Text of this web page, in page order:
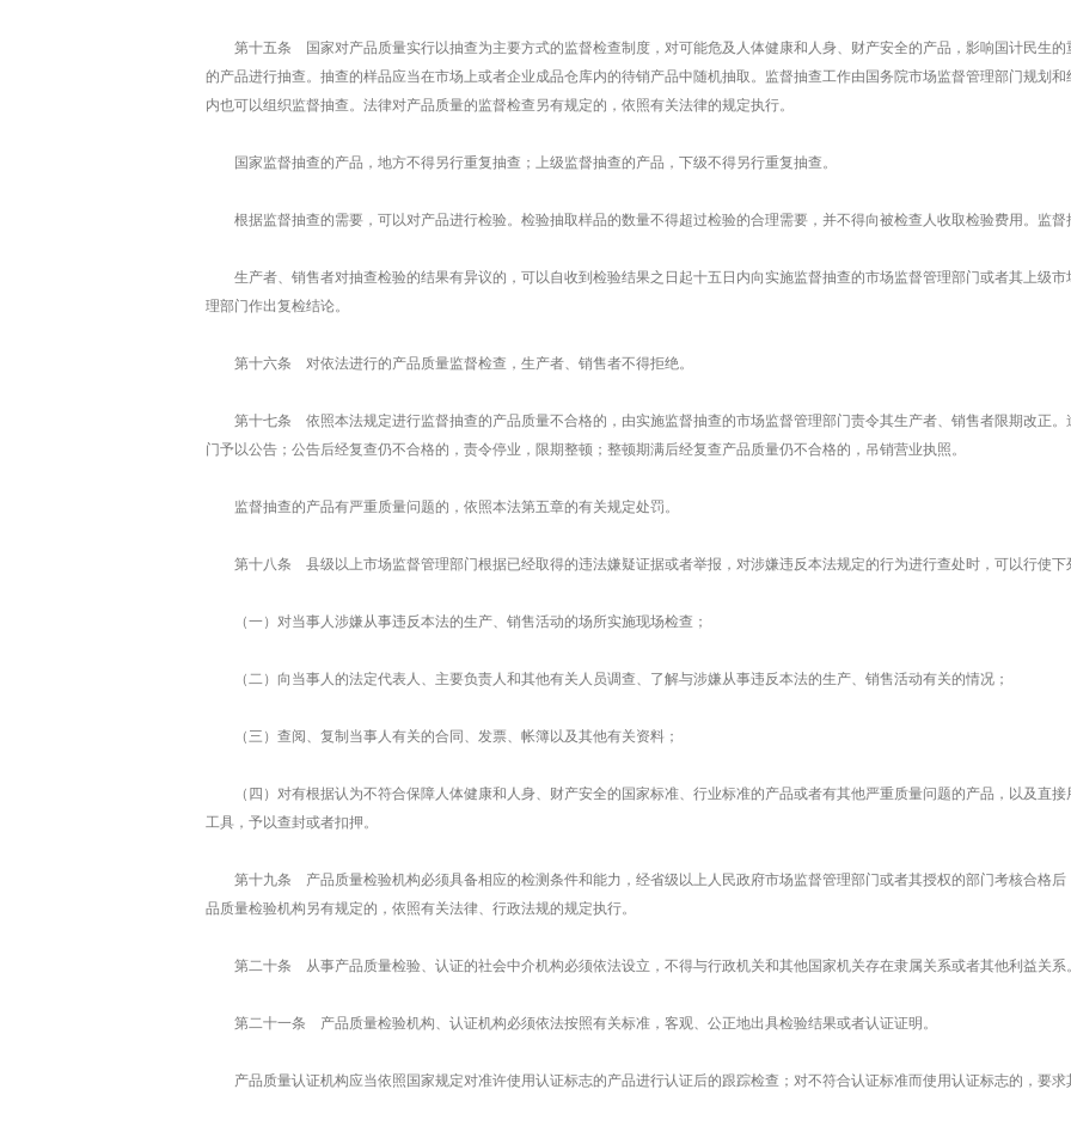
第十五条 国家对产品质量实行以抽查为主要方式的监督检查制度，对可能危及人体健康和人身、财产安全的产品，影响国计民生
的产品进行抽查。抽查的样品应当在市场上或者企业成品仓库内的待销产品中随机抽取。监督抽查工作由国务院市场监督管理部门规划
内也可以组织监督抽查。法律对产品质量的监督检查另有规定的，依照有关法律的规定执行。
国家监督抽查的产品，地方不得另行重复抽查；上级监督抽查的产品，下级不得另行重复抽查。
根据监督抽查的需要，可以对产品进行检验。检验抽取样品的数量不得超过检验的合理需要，并不得向被检查人收取检验费用。监
生产者、销售者对抽查检验的结果有异议的，可以自收到检验结果之日起十五日内向实施监督抽查的市场监督管理部门或者其上级
理部门作出复检结论。
第十六条 对依法进行的产品质量监督检查，生产者、销售者不得拒绝。
第十七条 依照本法规定进行监督抽查的产品质量不合格的，由实施监督抽查的市场监督管理部门责令其生产者、销售者限期改正
门予以公告；公告后经复查仍不合格的，责令停业，限期整顿；整顿期满后经复查产品质量仍不合格的，吊销营业执照。
监督抽查的产品有严重质量问题的，依照本法第五章的有关规定处罚。
第十八条 县级以上市场监督管理部门根据已经取得的违法嫌疑证据或者举报，对涉嫌违反本法规定的行为进行查处时，可以行使下
（一）对当事人涉嫌从事违反本法的生产、销售活动的场所实施现场检查；
（二）向当事人的法定代表人、主要负责人和其他有关人员调查、了解与涉嫌从事违反本法的生产、销售活动有关的情况；
（三）查阅、复制当事人有关的合同、发票、帐簿以及其他有关资料；
（四）对有根据认为不符合保障人体健康和人身、财产安全的国家标准、行业标准的产品或者有其他严重质量问题的产品，以及直
工具，予以查封或者扣押。
第十九条 产品质量检验机构必须具备相应的检测条件和能力，经省级以上人民政府市场监督管理部门或者其授权的部门考核合格
品质量检验机构另有规定的，依照有关法律、行政法规的规定执行。
第二十条 从事产品质量检验、认证的社会中介机构必须依法设立，不得与行政机关和其他国家机关存在隶属关系或者其他利益关系
第二十一条 产品质量检验机构、认证机构必须依法按照有关标准，客观、公正地出具检验结果或者认证证明。
产品质量认证机构应当依照国家规定对准许使用认证标志的产品进行认证后的跟踪检查；对不符合认证标准而使用认证标志的，要